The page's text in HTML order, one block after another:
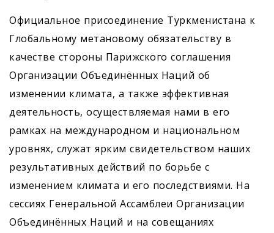
Официальное присоединение Туркменистана к
Глобальному метановому обязательству в
качестве стороны Парижского соглашения
Организации Объединённых Наций об
изменении климата, а также эффективная
деятельность, осуществляемая нами в его
рамках на международном и национальном
уровнях, служат ярким свидетельством наших
результативных действий по борьбе с
изменением климата и его последствиями. На
сессиях Генеральной Ассамблеи Организации
Объединённых Наций и на совещаниях